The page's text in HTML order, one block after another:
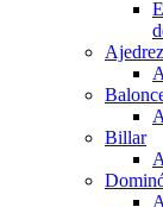
Ajedrez
Billar